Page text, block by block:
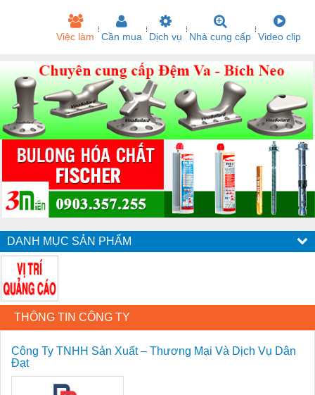
Việc làm Cần mua Dịch vụ Nhà cung cấp Video clip
DANH MỤC SẢN PHẨM
THÔNG TIN CÔNG TY
Công Ty TNHH Sản Xuất – Thương Mại Và Dịch Vụ Dân
Đạt